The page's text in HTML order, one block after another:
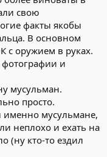
свою
факты якобы
В основном
с оружием в руках.
и
мусульман.
просто.
именно мусульмане,
неплохо и ехать на
(ну кто-то ездил